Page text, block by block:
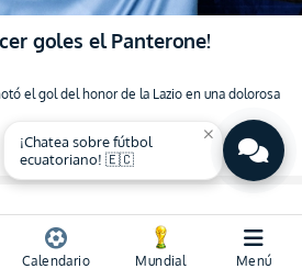
goles el Panterone!
el gol del honor de la Lazio en una dolorosa
Calendario Mundial Menú
close
¡Chatea sobre fútbol
ecuatoriano! 🇪🇨